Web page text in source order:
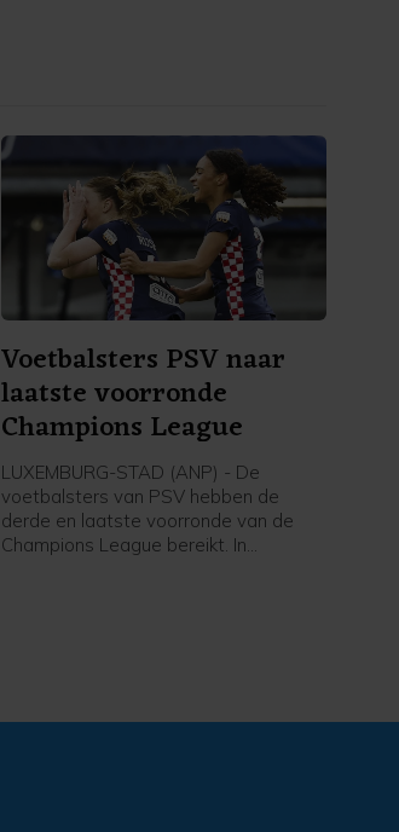
Voetbalsters PSV naar
laatste voorronde
Champions League
LUXEMBURG-STAD (ANP) - De
voetbalsters van PSV hebben de
derde en laatste voorronde van de
Champions League bereikt. In